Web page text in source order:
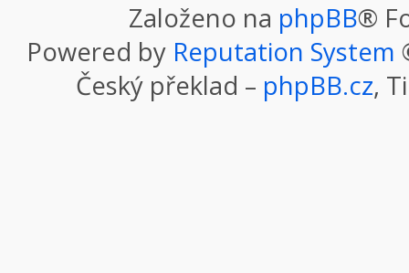
Založeno na phpBB®
Powered by Reputation System
Český překlad – phpBB.cz,